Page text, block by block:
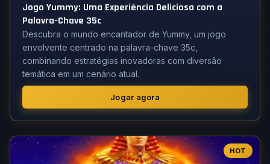
Jogo Yummy: Uma Experiência Deliciosa com a
Palavra-Chave 35c
Descubra o mundo encantador de Yummy, um jogo
envolvente centrado na palavra-chave 35c,
combinando estratégias inovadoras com diversão
temática em um cenário atual.
Jogar agora
HOT